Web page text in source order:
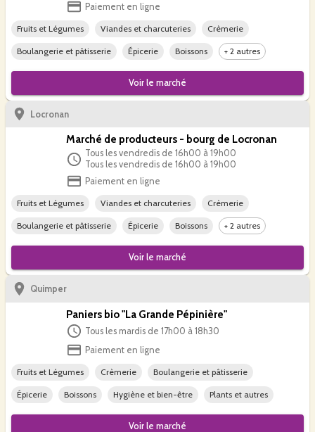
Paiement en ligne
Fruits et Légumes Viandes et charcuteries Crèmerie
Boulangerie et pâtisserie Épicerie Boissons + 2 autres
Voir le marché
Locronan
Marché de producteurs - bourg de Locronan
Tous les vendredis de 16h00 à 19h00
Tous les vendredis de 16h00 à 19h00
Paiement en ligne
Fruits et Légumes Viandes et charcuteries Crèmerie
Boulangerie et pâtisserie Épicerie Boissons + 2 autres
Voir le marché
Quimper
Paniers bio "La Grande Pépinière"
Tous les mardis de 17h00 à 18h30
Paiement en ligne
Fruits et Légumes Crèmerie Boulangerie et pâtisserie
Épicerie Boissons Hygiène et bien-être Plants et autres
Voir le marché